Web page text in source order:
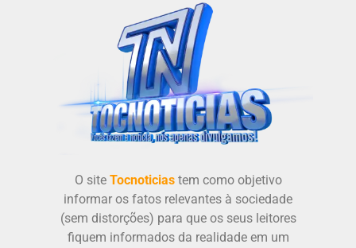
O site Tocnoticiastem como objetivo
informar os fatos relevantes à sociedade
(sem distorções) para que os seus leitores
fiquem informados da realidade em um